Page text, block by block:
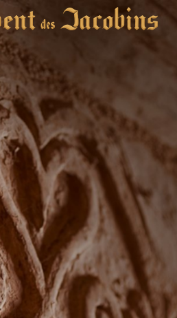
Notre Histoire
Le Couvent